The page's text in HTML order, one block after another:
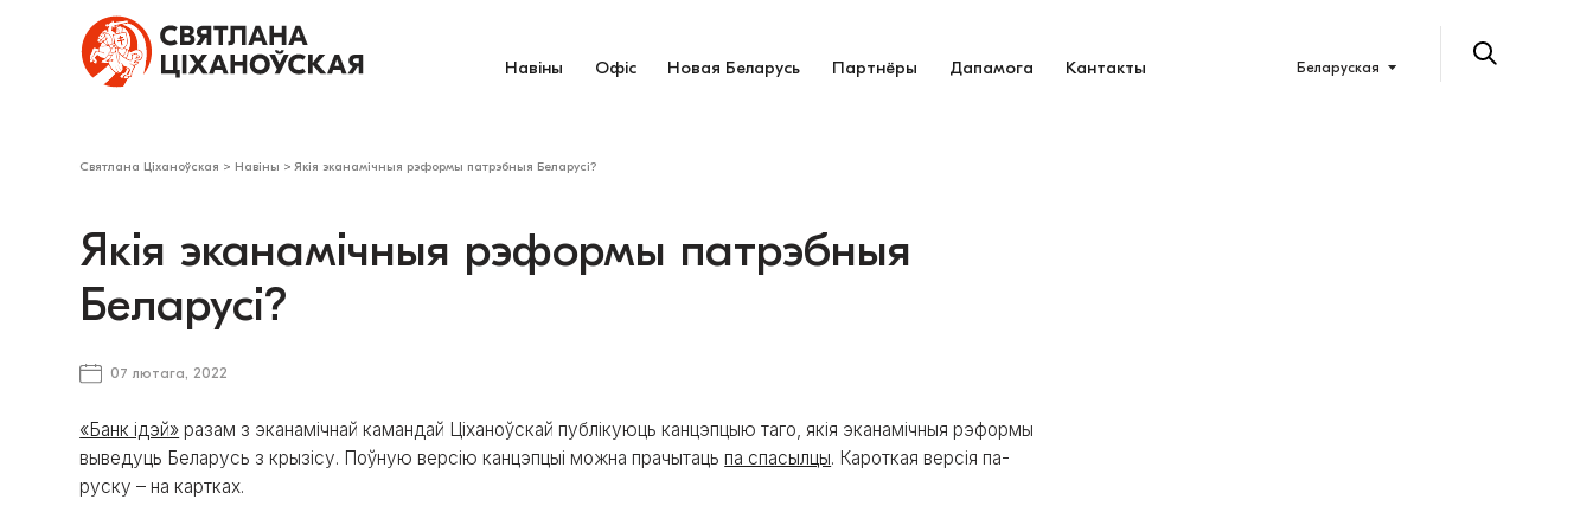
Навіны Офіс Новая Беларусь Партнёры Дапамога Кантакты Беларуская
Святлана Ціханоўская > Навіны >Якія эканамічныя рэформы патрэбныя Беларусі?
Якія эканамічныя рэформы патрэбныя
Беларусі?
07 лютага, 2022
«Банк ідэй» разам з эканамічнай камандай Ціханоўскай публікуюць канцэпцыю таго, якія эканамічныя рэформы
выведуць Беларусь з крызісу. Поўную версію канцэпцыі можна прачытацьпа спасылцы. Кароткая версія па-
руску – на картках.